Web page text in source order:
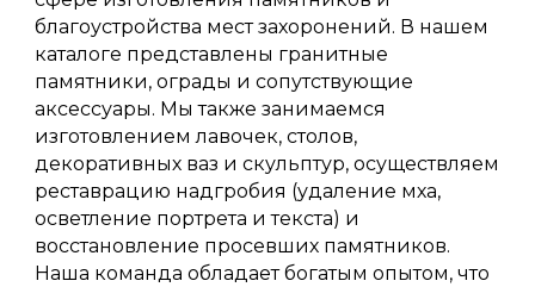
благоустройства мест захоронений. В нашем
каталоге представлены гранитные
памятники, ограды и сопутствующие
аксессуары. Мы также занимаемся
изготовлением лавочек, столов,
декоративных ваз и скульптур, осуществляем
реставрацию надгробия (удаление мха,
осветление портрета и текста) и
восстановление просевших памятников.
Наша команда обладает богатым опытом, что